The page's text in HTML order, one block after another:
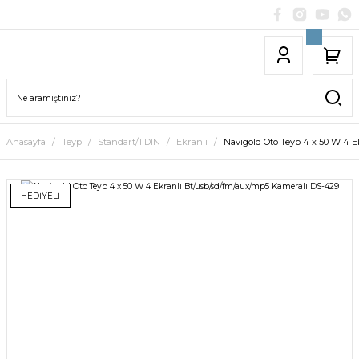
Anasayfa Teyp Standart/1 DIN Ekranlı Navigold Oto Teyp 4 x 50 W 4
HEDİYELİ